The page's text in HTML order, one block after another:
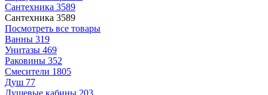
Сантехника 3589
Сантехника 3589
Посмотреть все товары
Ванны 319
Унитазы 469
Раковины 352
Смесители 1805
Душ 77
Душевые кабины 203